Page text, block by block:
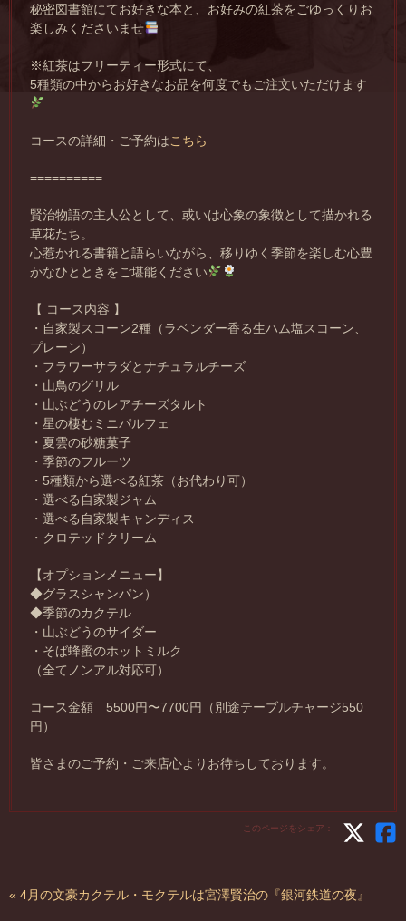
秘密図書館にてお好きな本と、お好みの紅茶をごゆっくりお
楽しみくださいませ
※紅茶はフリーティー形式にて、
5種類の中からお好きなお品を何度でもご注文いただけます
コースの詳細・ご予約はこちら
==========
賢治物語の主人公として、或いは心象の象徴として描かれる
草花たち。
心惹かれる書籍と語らいながら、移りゆく季節を楽しむ心豊
かなひとときをご堪能ください
【 コース内容 】
・自家製スコーン2種（ラベンダー香る生ハム塩スコーン、
プレーン）
・フラワーサラダとナチュラルチーズ
・山鳥のグリル
・山ぶどうのレアチーズタルト
・星の棲むミニパルフェ
・夏雲の砂糖菓子
・季節のフルーツ
・5種類から選べる紅茶（お代わり可）
・選べる自家製ジャム
・選べる自家製キャンディス
・クロテッドクリーム
【オプションメニュー】
◆グラスシャンパン）
◆季節のカクテル
・山ぶどうのサイダー
・そば蜂蜜のホットミルク
（全てノンアル対応可）
コース金額 5500円〜7700円（別途テーブルチャージ550
円）
皆さまのご予約・ご来店心よりお待ちしております。
このページをシェア：
« 4月の文豪カクテル・モクテルは宮澤賢治の『銀河鉄道の夜』